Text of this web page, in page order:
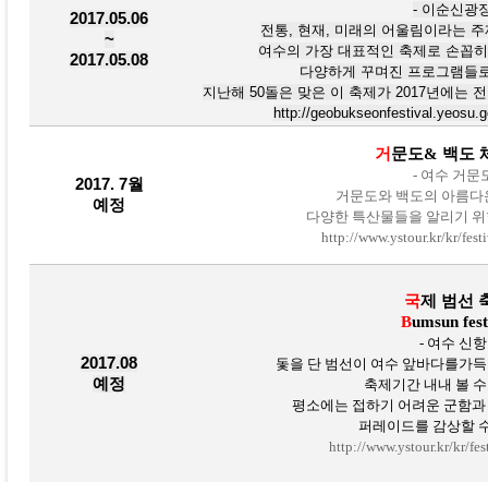
2017.05.06
~
2017.05.08
- 이순신광
전통, 현재, 미래의 어울림이라는
여수의 가장 대 표적인 축제로 손꼽
다양하게 꾸며진 프로그램들
지난해 50돌은 맞은 이 축제가 2017년에는
http://
2017. 7월
예정
거 문도& 백도
- 여수 거문
거문도와 백도의 아름
다양한 특산물들을 알리기
http://www.ystour.kr/kr/
2017.08
예정
국제 범선
Bumsun
- 여수 신
돛을 단 범선이 여수 앞바다를가
축제기간 내내 볼
평소에는 접하기 어려운 군함
퍼레이드를 감상할
http://www.ystour.kr/kr/